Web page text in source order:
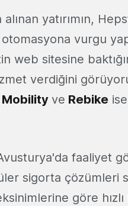
yatırımın,
vurgu
web sitesine
verdiğini
Mobility ve Rebike
faaliyet
sigorta çözümleri
göre